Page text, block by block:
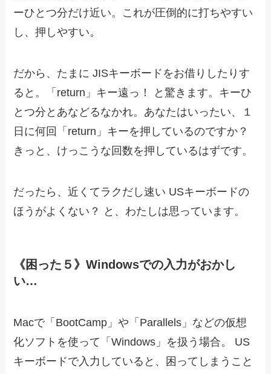
ーひとつ分だけ近い。これが圧倒的に打ちやすい
し、押しやすい。
だから、たまに JISキーボードをお借りしたりす
ると。「return」キー遠っ！ と驚きます。キーひ
とつ分とあなどるなかれ。あなたはいったい、１
日に何回「return」キーを押しているのですか？
きっと、けっこうな回数を押しているはずです。
だったら、近くてラクだし速い USキーボードの
ほうがよくない？ と、わたしは思っています。
《困った５》Windowsでの入力がおかし
い…
Macで「BootCamp」や「Parallels」などの仮想
化ソフトを使って「Windows」を扱う場合。 US
キーボードで入力していると、困ってしまうこと